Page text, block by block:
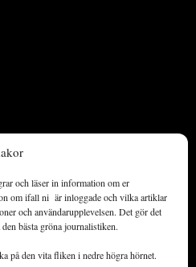
och läser in information om er
om ifall ni är inloggade och vilka artiklar
och användarupplevelsen. Det gör det
bästa gröna journalistiken.
på den vita fliken i nedre högra hörnet.